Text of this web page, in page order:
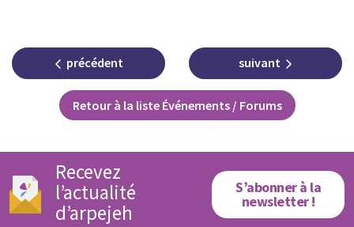
précédent
Retour à la liste Événements / Forums
suivant
Recevez
l’actualité
d’arpejeh
S’abonner à la
newsletter !